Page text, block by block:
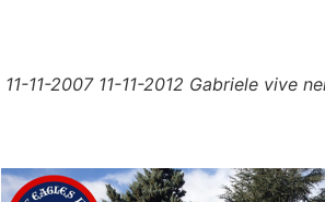
11-11-2007 11-11-2012 Gabriele vive